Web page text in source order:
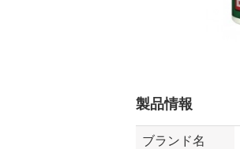
製品情報
ブランド名